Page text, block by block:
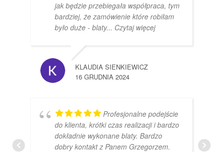
jak będzie przebiegała współpraca, tym
bardziej, że zamówienie które robiłam
było duże - blaty... Czytaj więcej
KLAUDIA SIENKIEWICZ
16 GRUDNIA 2024
Profesjonalne podejście
do klienta, krótki czas realizacji i bardzo
dokładnie wykonane blaty. Bardzo
dobry kontakt z Panem Grzegorzem.